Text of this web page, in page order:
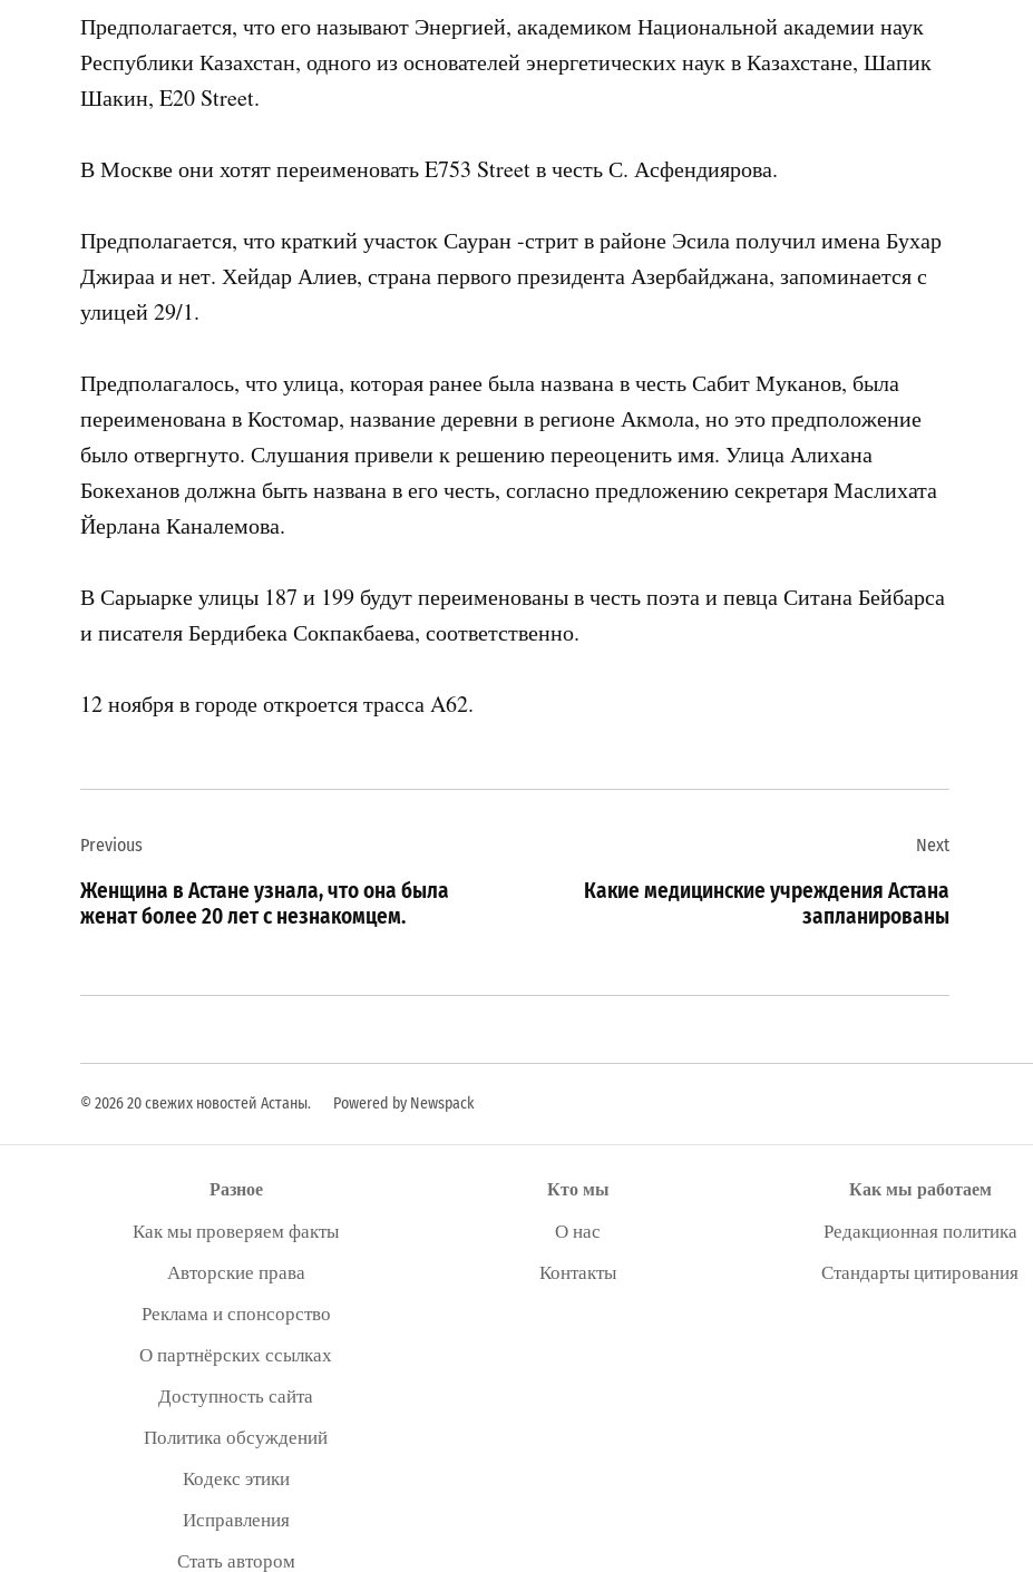
Предполагается, что его называют Энергией, академиком Национальной академии наук
Республики Казахстан, одного из основателей энергетических наук в Казахстане, Шапик
Шакин, E20 Street.
В Москве они хотят переименовать E753 Street в честь С. Асфендиярова.
Предполагается, что краткий участок Сауран -стрит в районе Эсила получил имена Бухар
Джираа и нет. Хейдар Алиев, страна первого президента Азербайджана, запоминается с
улицей 29/1.
Предполагалось, что улица, которая ранее была названа в честь Сабит Муканов, была
переименована в Костомар, название деревни в регионе Акмола, но это предположение
было отвергнуто. Слушания привели к решению переоценить имя. Улица Алихана
Бокеханов должна быть названа в его честь, согласно предложению секретаря Маслихата
Йерлана Каналемова.
В Сарыарке улицы 187 и 199 будут переименованы в честь поэта и певца Ситана Бейбарса
и писателя Бердибека Сокпакбаева, соответственно.
12 ноября в городе откроется трасса A62.
по
записям
Previous
Женщина в Астане узнала, что она была
женат более 20 лет с незнакомцем.
Next
Какие медицинские учреждения Астана
запланированы
© 2026 20 свежих новостей Астаны. Powered by Newspack
Разное
Как мы проверяем факты
Авторские права
Реклама и спонсорство
О партнёрских ссылках
Доступность сайта
Политика обсуждений
Кодекс этики
Исправления
Стать автором
Кто мы
О нас
Контакты
Как мы работаем
Редакционная политика
Стандарты цитирования